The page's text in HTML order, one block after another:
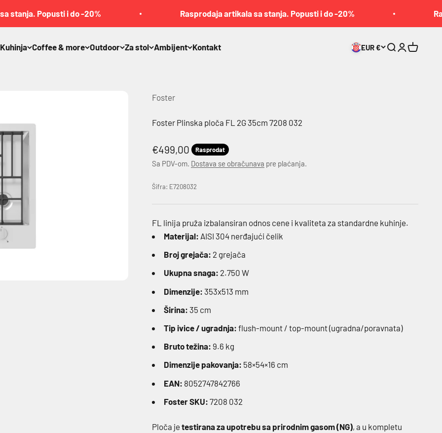
Popusti i do -20% Rasprodaja artikala sa stanja. Popusti i do -20%
Kuhinja Coffee & more Outdoor Za stol Ambijent Kontakt EUR € Pretraga
Prijava
Korpa
Foster
Foster Plinska ploča FL 2G 35cm 7208 032
Akcijska cena
€499,00 Rasprodat
Sa PDV-om. Dostava se obračunava pre plaćanja.
Šifra: E7208032
FL linija pruža izbalansiran odnos cene i kvaliteta za standardne kuhinje.
Materijal: AISI 304 nerđajući čelik
Broj grejača: 2 grejača
Ukupna snaga: 2.750 W
Dimenzije: 353x513 mm
Širina: 35 cm
Tip ivice / ugradnja: flush-mount / top-mount (ugradna/poravnata)
Bruto težina: 9.6 kg
Dimenzije pakovanja: 58×54×16 cm
EAN: 8052747842766
Foster SKU: 7208 032
Ploča je testirana za upotrebu sa prirodnim gasom (NG), a u kompletu